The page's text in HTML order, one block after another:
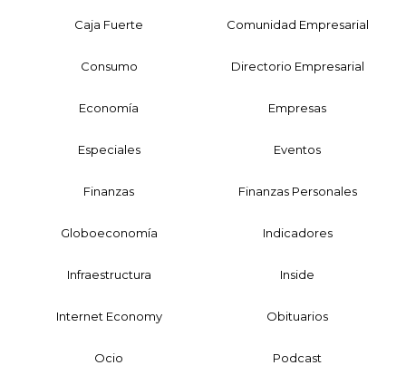
Caja Fuerte Comunidad Empresarial
Consumo Directorio Empresarial
Economía Empresas
Especiales Eventos
Finanzas Finanzas Personales
Globoeconomía Indicadores
Infraestructura Inside
Internet Economy Obituarios
Ocio Podcast